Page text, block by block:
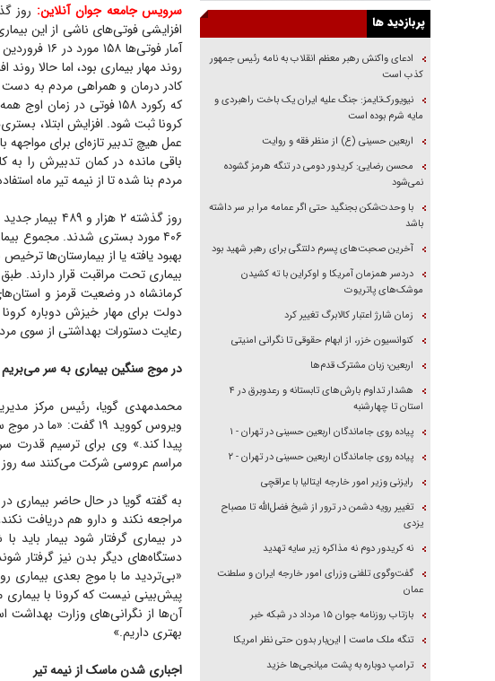
سرویس جامعه جوان آنلاین:
افزایشی فوتی‌های ناشی از این
روند مهار بیماری بود، اما حالا
که رکورد ۱۵۸ فوتی در
کرونا ثبت شود. افزایش ابتلا،
عمل هیچ تدبیر تازه‌ای برای مواجهه
باقی مانده در کمان تدبیرش را
مردم بنا شده تا از نیمه تیر ماه
بیماری تحت مراقبت قرار دارند.
کرمانشاه در وضعیت قرمز و
دولت برای مهار خیزش دوباره
رعایت دستورات بهداشتی از سوی
در موج سنگین بیماری به سر می‌بریم
محمدمهدی گویا، رئیس مرکز
ویروس کووید ۱۹ گفت:
مراسم عروسی شرکت می‌کنند سه روز بعد ۱۲۰ نفر به این بیماری مبتلا می‌شوند که نشان از قدرت
مراجعه نکند و دارو هم دریافت
در بیماری گرفتار شود بیمار
دستگاه‌های دیگر بدن نیز گرفتار
«بی‌تردید ما با موج بعدی بیماری
پیش‌بینی نیست که کرونا با بیماری
آن‌ها از نگرانی‌های وزارت بهداشت
بهتری داریم.»
اجباری شدن ماسک از نیمه تیر
پربازدید ها
ادعای واکنش رهبر معظم انقلاب به نامه رئیس جمهور
کذب است
نیویورک‌تایمز: جنگ علیه ایران یک باخت راهبردی و
مایه شرم بوده است
اربعین حسینی (ع) از منظر فقه و روایت
محسن رضایی: کریدور دومی در تنگه هرمز گشوده
نمی‌شود
با وحدت‌شکن بجنگید حتی اگر عمامه مرا بر سر داشته
باشد
آخرین صحبت‌های پسرم دلتنگی برای رهبر شهید بود
دردسر همزمان آمریکا و اوکراین با ته کشیدن
موشک‌های پاتریوت
زمان شارژ اعتبار کالابرگ تغییر کرد
کنوانسیون خزر، از ابهام حقوقی تا نگرانی امنیتی
اربعین؛ زبان مشترک قدم‌ها
هشدار تداوم بارش‌های تابستانه و رعدوبرق در ۴
استان تا چهارشنبه
پیاده روی جاماندگان اربعین حسینی در تهران - ۱
پیاده روی جاماندگان اربعین حسینی در تهران - ۲
رایزنی وزیر امور خارجه ایتالیا با عراقچی
تغییر رویه دشمن در ترور از شیخ فضل‌الله تا مصباح
یزدی
نه کریدور دوم نه مذاکره زیر سایه تهدید
گفت‌وگوی تلفنی وزرای امور خارجه ایران و سلطنت
عمان
بازتاب روزنامه جوان ۱۵ مرداد در شبکه خبر
تنگه ملک ماست | این‌بار بدون حتی نظر امریکا
ترامپ دوباره به پشت میانجی‌ها خزید